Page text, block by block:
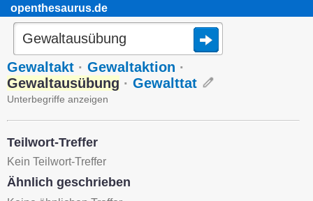
openthesaurus.de
Gewaltakt · Gewaltaktion ·
Gewaltausübung · Gewalttat
Unterbegriffe anzeigen
Teilwort-Treffer
Kein Teilwort-Treffer
Ähnlich geschrieben